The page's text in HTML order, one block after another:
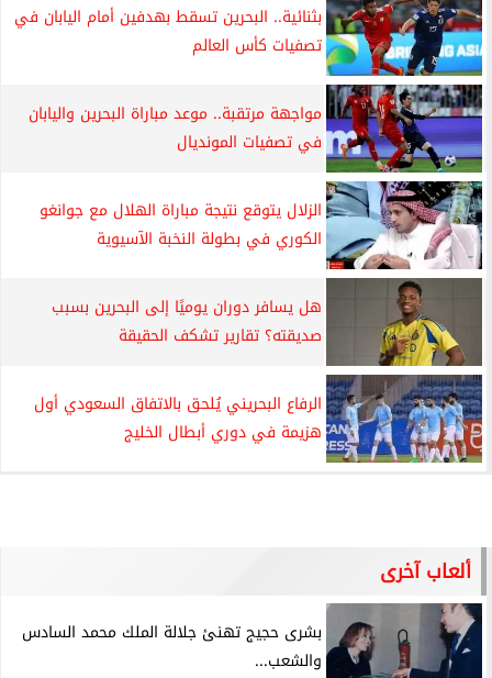
بثنائية.. البحرين تسقط بهدفين أمام اليابان في
تصفيات كأس العالم
مواجهة مرتقبة.. موعد مباراة البحرين واليابان
في تصفيات المونديال
الزلال يتوقع نتيجة مباراة الهلال مع جوانغو
الكوري في بطولة النخبة الآسيوية
هل يسافر دوران يوميًا إلى البحرين بسبب
صديقته؟ تقارير تشكف الحقيقة
الرفاع البحريني يُلحق بالاتفاق السعودي أول
هزيمة في دوري أبطال الخليج
ألعاب آخرى
بشرى حجيج تهنئ جلالة الملك محمد السادس
والشعب...